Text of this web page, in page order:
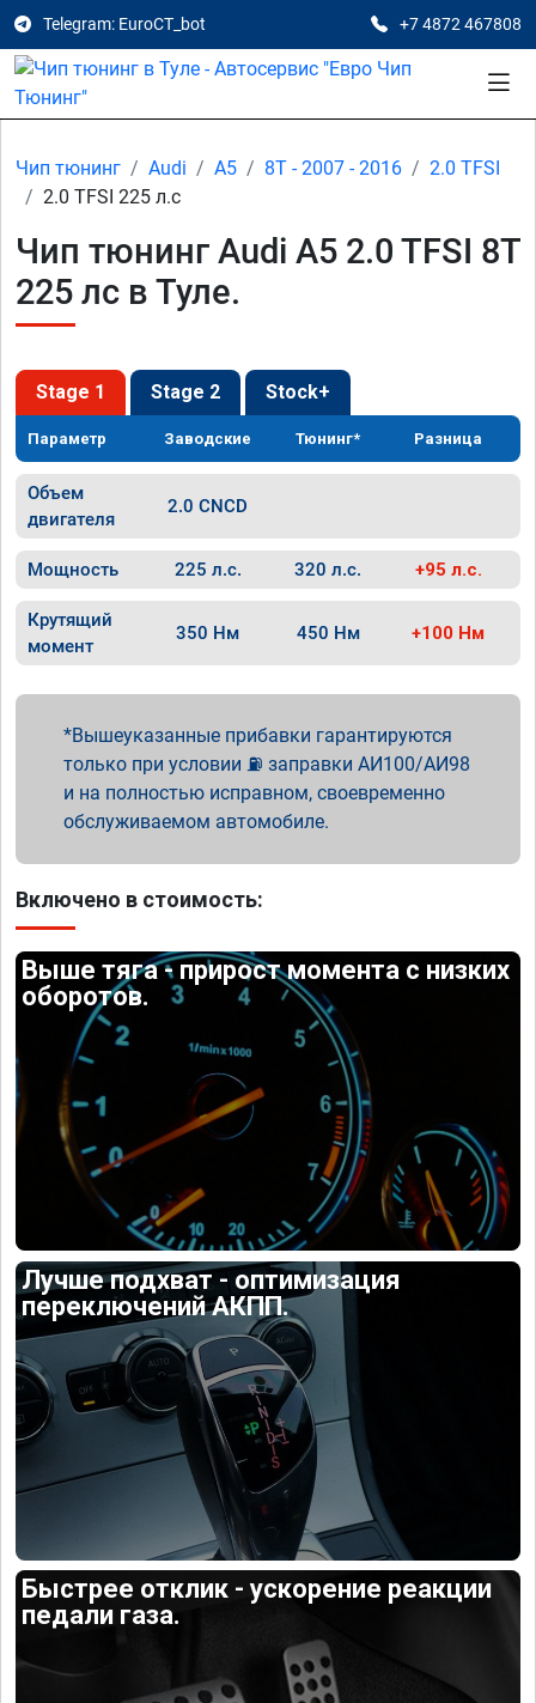
Telegram: EuroCT_bot +7 4872 467808
Чип тюнинг Audi A5 8T - 2007 - 2016
2.0 TFSI
2.0 TFSI 225 л.с
Чип тюнинг Audi A5 2.0 TFSI 8T
225 лс в Туле.
Stage 1 Stage 2 Stock+
Параметр Заводские Тюнинг* Разница
Объем
двигателя
2.0 CNCD
Мощность 225 л.с. 320 л.с. +95 л.с.
Крутящий
момент
350 Нм 450 Нм +100 Нм
Вышеуказанные прибавки гарантируются
только при условии ⛽ заправки АИ100/АИ98
и на полностью исправном, своевременно
обслуживаемом автомобиле.
Включено в стоимость:
Выше тяга - прирост момента с низких
оборотов.
Лучше подхват - оптимизация
переключений АКПП.
Быстрее отклик - ускорение реакции
педали газа.